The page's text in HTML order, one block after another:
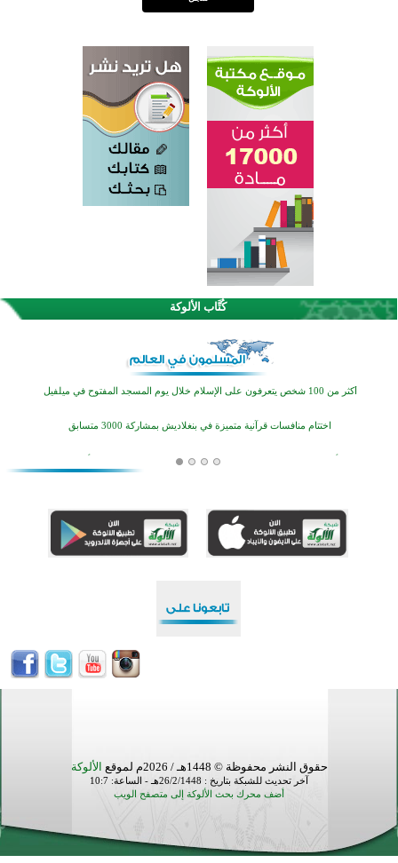
كُتَّاب الألوكة
القرآن والتربية في صدارة البرامج الصيفية للمسلمين في بينزا وساراتوف وموردوفيا هذا العام
اختتام الدورة التاسعة لمسابقة حفظ وتلاوة القرآن الكريم في أزناكاييف
اختتام منافسات قرآنية متميزة في بنغلاديش بمشاركة 3000 متسابق
أكثر من 400 طالب يشاركون في مسابقة المعلومات الإسلامية بأستراليا
منطقة ريبوفسي تحتفل بميلاد مسجد جديد في أجواء إيمانية مميزة
أكبر مشروع إسلامي في ريف أستراليا يفتتح أبوابه بعد سنوات من العمل والعطاء
اختتام الدورة التاسعة لمسابقة حفظ وتلاوة القرآن الكريم في أزناكاييف
حقوق النشر محفوظة © 1448هـ / 2026م لموقع الألوكة
آخر تحديث للشبكة بتاريخ : 26/2/1448هـ - الساعة: 10:7
أضف محرك بحث الألوكة إلى متصفح الويب